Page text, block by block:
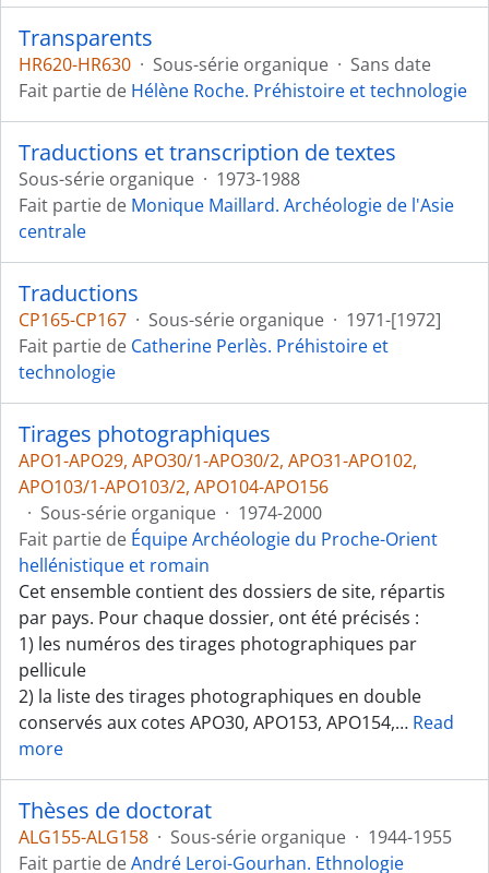
Transparents
HR620-HR630 · Sous-série organique · Sans date
Fait partie de Hélène Roche. Préhistoire et technologie
Traductions et transcription de textes
Sous-série organique · 1973-1988
Fait partie de Monique Maillard. Archéologie de l'Asie
centrale
Traductions
CP165-CP167 · Sous-série organique · 1971-[1972]
Fait partie de Catherine Perlès. Préhistoire et
technologie
Tirages photographiques
APO1-APO29, APO30/1-APO30/2, APO31-APO102,
APO103/1-APO103/2, APO104-APO156
· Sous-série organique · 1974-2000
Fait partie de Équipe Archéologie du Proche-Orient
hellénistique et romain
Cet ensemble contient des dossiers de site, répartis
par pays. Pour chaque dossier, ont été précisés :
1) les numéros des tirages photographiques par
pellicule
2) la liste des tirages photographiques en double
conservés aux cotes APO30, APO153, APO154,… Read
more
Thèses de doctorat
ALG155-ALG158 · Sous-série organique · 1944-1955
Fait partie deAndré Leroi-Gourhan. Ethnologie